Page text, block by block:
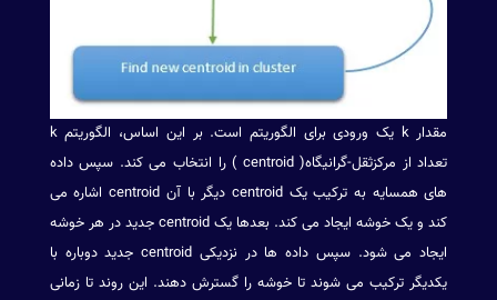
مقدار k یک ورودی برای الگوریتم است. بر این اساس، الگوریتم k
تعداد از مرکزثقل-گرانیگاه( centroid ) را انتخاب می کند. سپس داده
های همسایه به ترکیب یک centroid دیگر با آن centroid اشاره می
کند و یک خوشه ایجاد می کند. بعدها یک centroid جدید در هر خوشه
ایجاد می شود. سپس داده ها در نزدیکی centroid جدید دوباره با
یکدیگر ترکیب می شوند تا خوشه را گسترش دهند. این روند تا زمانی